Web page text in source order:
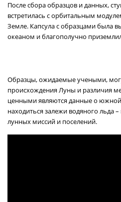
После сбора образцов и данных,
встретилась с орбитальным
Земле. Капсула с образцами была
океаном и благополучно
Образцы, ожидаемые учеными,
происхождения Луны и различия
ценными являются данные о южной
находиться залежи водяного льда
лунных миссий и поселений.